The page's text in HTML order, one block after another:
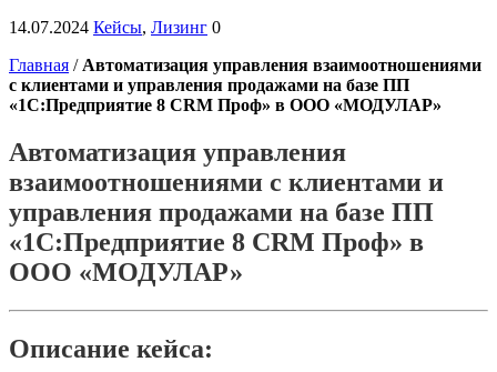
14.07.2024 Кейсы, Лизинг 0
Главная / Автоматизация управления взаимоотношениями
с клиентами и управления продажами на базе ПП
«1С:Предприятие 8 CRM Проф» в ООО «МОДУЛАР»
Автоматизация управления
взаимоотношениями с клиентами и
управления продажами на базе ПП
«1С:Предприятие 8 CRM Проф» в
ООО «МОДУЛАР»
Описание кейса: